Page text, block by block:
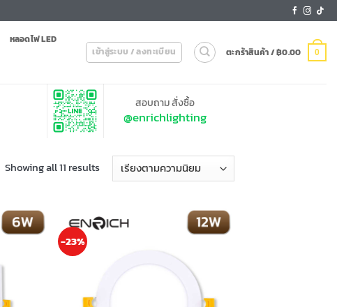
หลอดไฟ LED
เข้าสู่ระบบ / ลงทะเบียน ตะกร้าสินค้า /฿0.00 0
สอบถาม สั่งซื้อ
@enrichlighting
Showing all 11 resultsSorted
-23%